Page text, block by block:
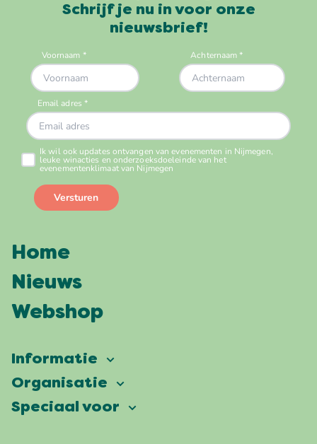
Schrijf je nu in voor onze
nieuwsbrief!
Home
Nieuws
Webshop
Informatie
Vierdaagsefeesten
Veelgestelde vragen
Organisatie
Onze ambitie
Speciaal voor